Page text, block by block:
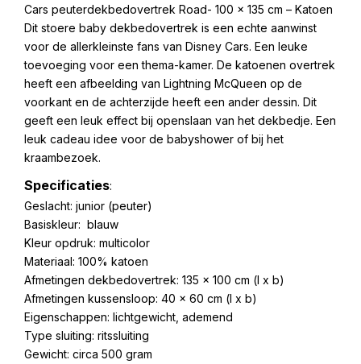
Cars peuterdekbedovertrek Road- 100 x 135 cm – Katoen
Dit stoere baby dekbedovertrek is een echte aanwinst
voor de allerkleinste fans van Disney Cars. Een leuke
toevoeging voor een thema-kamer. De katoenen overtrek
heeft een afbeelding van Lightning McQueen op de
voorkant en de achterzijde heeft een ander dessin. Dit
geeft een leuk effect bij openslaan van het dekbedje. Een
leuk cadeau idee voor de babyshower of bij het
kraambezoek.
Specificaties:
Geslacht: junior (peuter)
Basiskleur: blauw
Kleur opdruk: multicolor
Materiaal: 100% katoen
Afmetingen dekbedovertrek: 135 x 100 cm (l x b)
Afmetingen kussensloop: 40 x 60 cm (l x b)
Eigenschappen: lichtgewicht, ademend
Type sluiting: ritssluiting
Gewicht: circa 500 gram